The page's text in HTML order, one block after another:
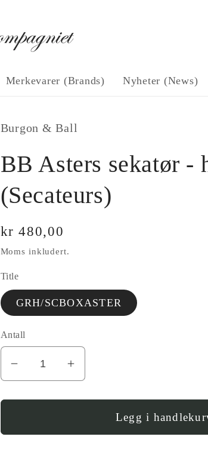
Merkevarer (Brands) Nyheter (News)
Burgon & Ball
BB Asters sekatør -
(Secateurs)
Vanlig
pris
kr 480,00
Moms inkludert.
Title
GRH/SCBOXASTER
Antall
Error:
Missing
value
Øk
antallet
for
Asters
Legg i